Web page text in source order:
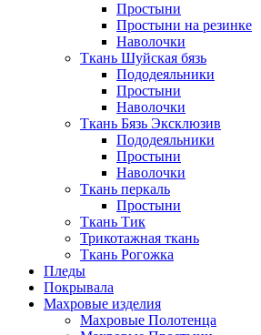
Простыни
Простыни на резинке
Наволочки
Ткань Шуйская бязь
Пододеяльники
Простыни
Наволочки
Ткань Бязь Эксклюзив
Пододеяльники
Простыни
Наволочки
Ткань перкаль
Простыни
Ткань Тик
Трикотажная ткань
Ткань Рогожка
Пледы
Покрывала
Махровые изделия
Махровые Полотенца